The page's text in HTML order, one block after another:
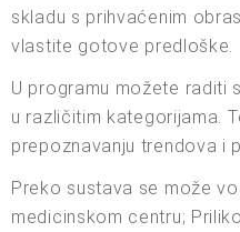
skladu s prihvaćenim
vlastite gotove predloške.
U programu možete raditi
u različitim kategorijama.
prepoznavanju trendova i
Preko sustava se može
medicinskom centru;